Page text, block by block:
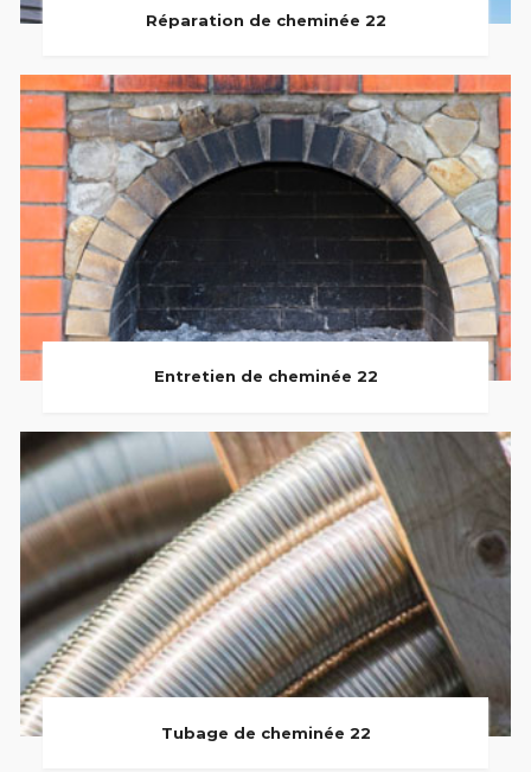
Réparation de cheminée 22
Entretien de cheminée 22
Tubage de cheminée 22